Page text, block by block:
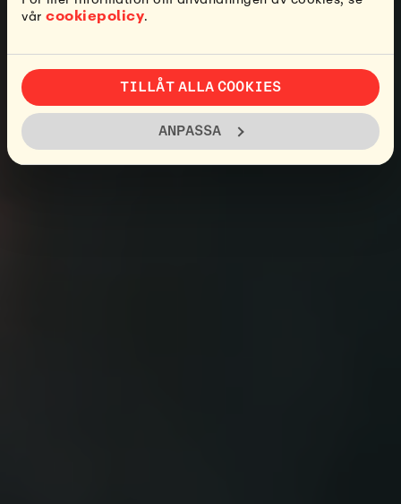
vår cookiepolicy.
TILLÅT ALLA COOKIES
ANPASSA